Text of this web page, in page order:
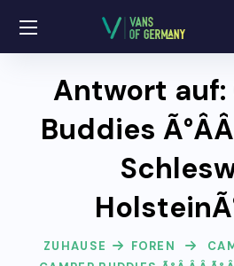
Antwort auf:
Buddies
ZUHAUSE FOREN